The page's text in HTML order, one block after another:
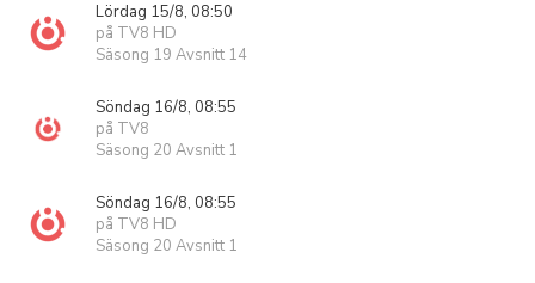
Lördag 15/8, 08:50
på TV8 HD
Säsong 19 Avsnitt 14
Söndag 16/8, 08:55
på TV8
Säsong 20 Avsnitt 1
Söndag 16/8, 08:55
på TV8 HD
Säsong 20 Avsnitt 1